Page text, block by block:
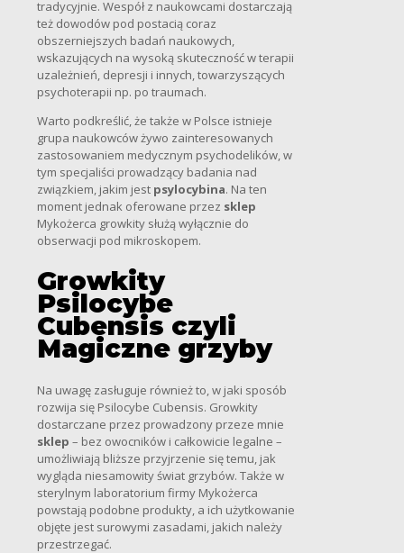
tradycyjnie. Wespół z naukowcami dostarczają
też dowodów pod postacią coraz
obszerniejszych badań naukowych,
wskazujących na wysoką skuteczność w terapii
uzależnień, depresji i innych, towarzyszących
psychoterapii np. po traumach.
Warto podkreślić, że także w Polsce istnieje
grupa naukowców żywo zainteresowanych
zastosowaniem medycznym psychodelików, w
tym specjaliści prowadzący badania nad
związkiem, jakim jest psylocybina. Na ten
moment jednak oferowane przez sklep
Mykożerca growkity służą wyłącznie do
obserwacji pod mikroskopem.
Growkity
Psilocybe
Cubensis czyli
Magiczne grzyby
Na uwagę zasługuje również to, w jaki sposób
rozwija się Psilocybe Cubensis. Growkity
dostarczane przez prowadzony przeze mnie
sklep – bez owocników i całkowicie legalne –
umożliwiają bliższe przyjrzenie się temu, jak
wygląda niesamowity świat grzybów. Także w
sterylnym laboratorium firmy Mykożerca
powstają podobne produkty, a ich użytkowanie
objęte jest surowymi zasadami, jakich należy
przestrzegać.